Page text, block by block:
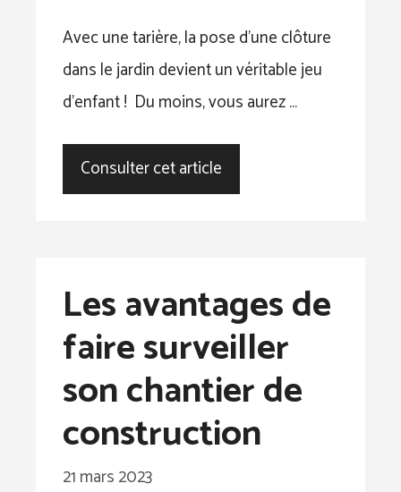
Avec une tarière, la pose d’une clôture
dans le jardin devient un véritable jeu
d’enfant ! Du moins, vous aurez …
Consulter cet article
Les avantages de
faire surveiller
son chantier de
construction
21 mars 2023